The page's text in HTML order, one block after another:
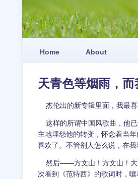
Home About
天青色等烟雨，
杰伦出的新专辑里面，我最喜
这样的所谓中国风歌曲，他已
主地埋怨他的转变，怀念着当
喜欢了。不管别人怎么说，在
然后——方文山！方文山！大
次看到《范特西》的歌词时，